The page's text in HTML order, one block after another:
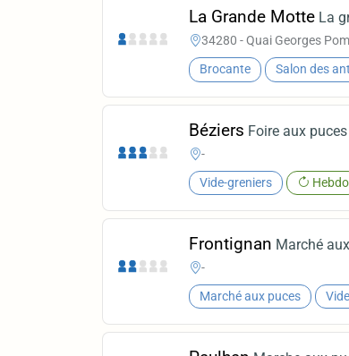
La Grande Motte La
34280 - Quai Georges
Brocante Salon des
Béziers Foire aux
-
Vide-greniers Hebdo
Frontignan Marché
-
Marché aux puces